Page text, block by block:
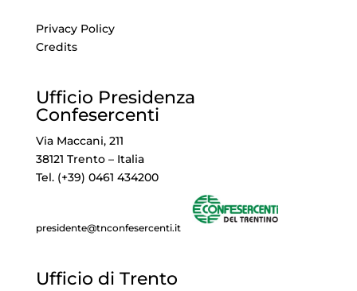
Privacy Policy
Credits
Ufficio Presidenza
Confesercenti
Via Maccani, 211
38121 Trento – Italia
Tel. (+39) 0461 434200
presidente@tnconfesercenti.it
Ufficio di Trento